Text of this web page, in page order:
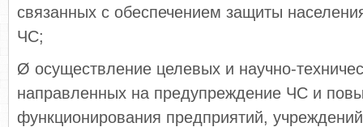
связанных с обеспечением защиты
ЧС;
Ø осуществление целевых и научно-
направленных на предупреждение ЧС и
функционирования предприятий,